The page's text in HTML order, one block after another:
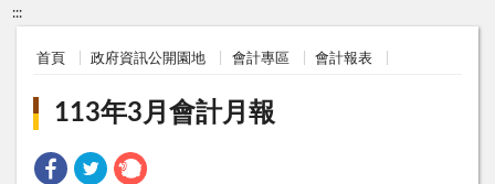
:::
首頁 政府資訊公開園地 會計專區 會計報表
113年3月會計月報